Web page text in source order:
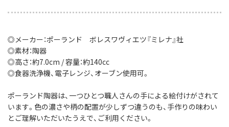
◎メーカー：ポーランド ボレスワヴィエツ『ミレナ』社
◎素材：陶器
◎高さ：約7.0cm / 容量：約140cc
◎食器洗浄機、電子レンジ、オーブン使用可。
ポーランド陶器は、一つひとつ職人さんの手による絵付けがされて
います。色の濃さや柄の配置が少しずつ違うのも、手作りの味わい
とご理解いただいたうえで、ご利用ください。